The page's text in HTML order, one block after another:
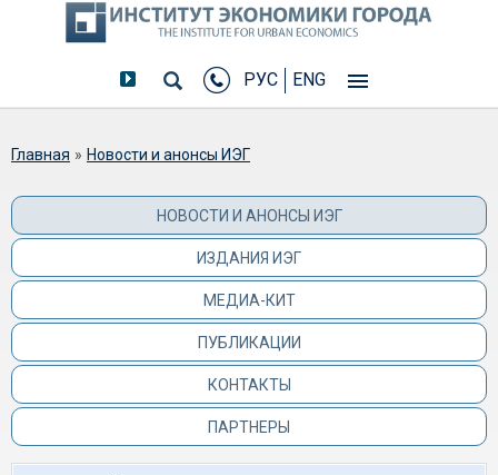
РУС ENG
Вы здесь
Главная » Новости и анонсы ИЭГ
НОВОСТИ И АНОНСЫ ИЭГ
ИЗДАНИЯ ИЭГ
МЕДИА-КИТ
ПУБЛИКАЦИИ
КОНТАКТЫ
ПАРТНЕРЫ